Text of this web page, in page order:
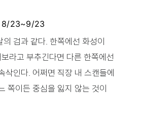
8/23~9/23
검과 같다. 한쪽에선 화성이
라고 부추긴다면 다른 한쪽에선
삭인다. 어쩌면 직장 내 스캔들에
쪽이든 중심을 잃지 않는 것이